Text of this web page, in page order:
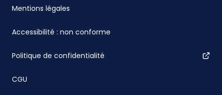
Mentions légales
Accessibilité : non conforme
Politique de confidentialité
CGU